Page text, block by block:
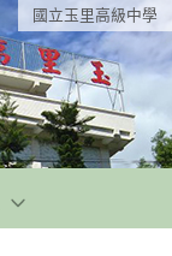
國立玉里高級中學